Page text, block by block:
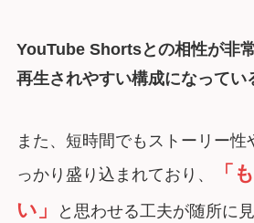
YouTube Shortsとの相性が非
再生されやすい構成になってい
また、短時間でもストーリー性
っかり盛り込まれており、
「
い」
と思わせる工夫が随所に見